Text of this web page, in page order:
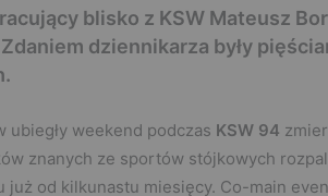
blisko z KSW Mateusz
dziennikarza były
ubiegły weekend podczas KSW 94
znanych ze sportów stójkowych
już od kilkunastu miesięcy. Co-main